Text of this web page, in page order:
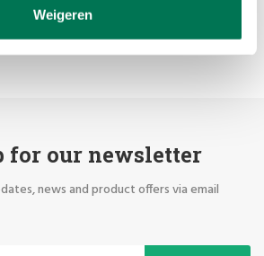
Weigeren
please send an email to
or reach us by phone at 036-5374054
for our newsletter
news and product offers via email